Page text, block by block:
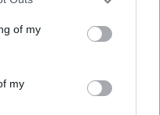
You may click to
its third-party tags to
in below Google
of my
my
XP/7, αρκεί η
ανάλυση της
Composite.